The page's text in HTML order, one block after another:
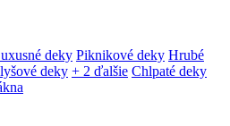
deky Piknikové deky Hrubé
deky + 2 ďalšie Chlpaté deky